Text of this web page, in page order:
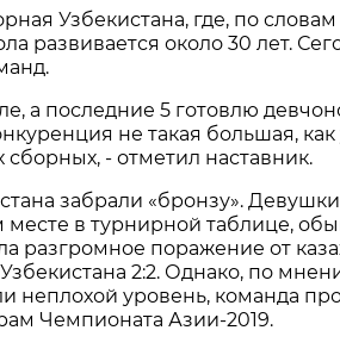
Узбекистана, где, по
развивается около 30 лет.
а последние 5 готовлю
не такая большая,
- отметил наставник.
забрали «бронзу».
в турнирной таблице,
разгромное поражение от
2:2. Однако, по
неплохой уровень, команда
Чемпионата Азии-2019.